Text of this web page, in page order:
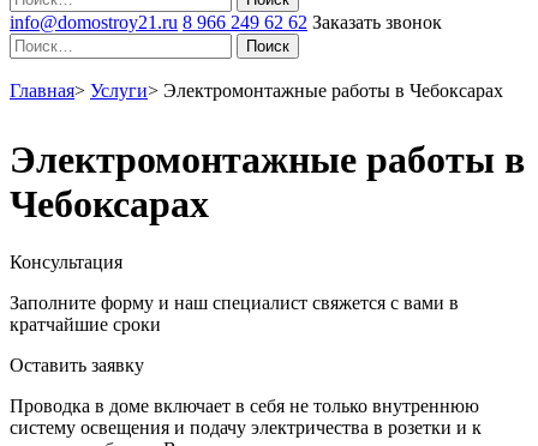
info@domostroy21.ru 8 966 249 62 62 Заказать звонок
Поиск
Главная> Услуги> Электромонтажные работы в Чебоксарах
Электромонтажные работы в
Чебоксарах
Консультация
Заполните форму и наш специалист свяжется с вами в
кратчайшие сроки
Оставить заявку
Проводка в доме включает в себя не только внутреннюю
систему освещения и подачу электричества в розетки и к